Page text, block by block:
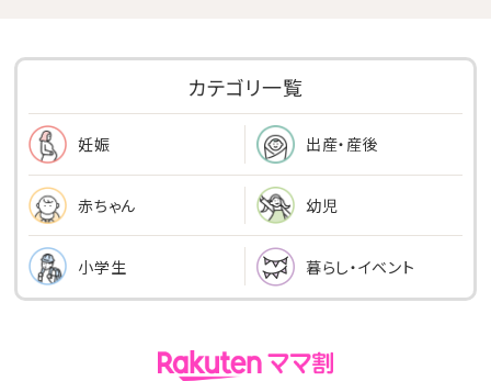
カテゴリ一覧
妊娠 出産・産後
赤ちゃん 幼児
小学生 暮らし・イベント